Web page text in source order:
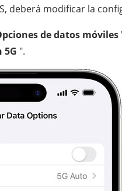
deberá modificar la
de datos móviles
5G ".